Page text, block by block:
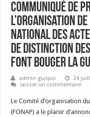
COMMUNIQUÉ DE
l’organisation de
National des
de Distinction
Font Bouger la
admin-guiquo 24
laisser un commentaire
Le Comité d’organisation
(FONAP) a le plaisir